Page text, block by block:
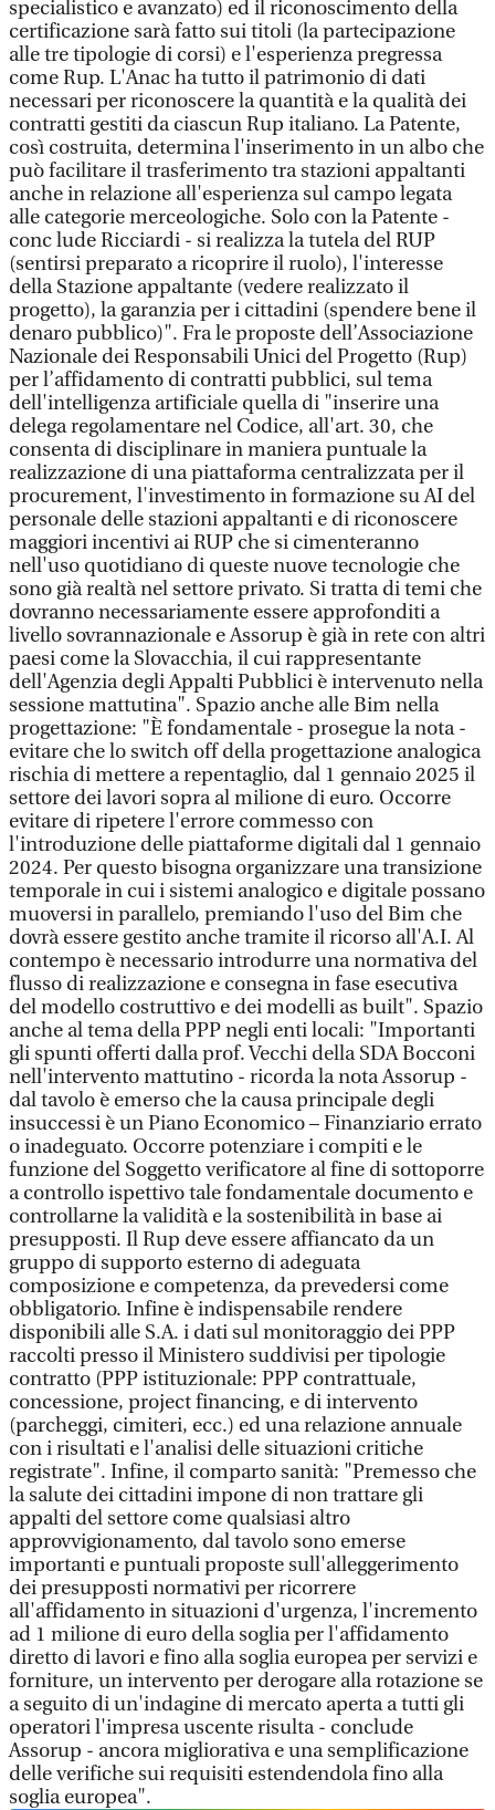
specialistico e avanzato) ed il riconoscimento della
certificazione sarà fatto sui titoli (la partecipazione
alle tre tipologie di corsi) e l'esperienza pregressa
come Rup. L'Anac ha tutto il patrimonio di dati
necessari per riconoscere la quantità e la qualità dei
contratti gestiti da ciascun Rup italiano. La Patente,
così costruita, determina l'inserimento in un albo che
può facilitare il trasferimento tra stazioni appaltanti
anche in relazione all'esperienza sul campo legata
alle categorie merceologiche. Solo con la Patente -
conc lude Ricciardi - si realizza la tutela del RUP
(sentirsi preparato a ricoprire il ruolo), l'interesse
della Stazione appaltante (vedere realizzato il
progetto), la garanzia per i cittadini (spendere bene il
denaro pubblico)". Fra le proposte dell’Associazione
Nazionale dei Responsabili Unici del Progetto (Rup)
per l’affidamento di contratti pubblici, sul tema
dell'intelligenza artificiale quella di "inserire una
delega regolamentare nel Codice, all'art. 30, che
consenta di disciplinare in maniera puntuale la
realizzazione di una piattaforma centralizzata per il
procurement, l'investimento in formazione su AI del
personale delle stazioni appaltanti e di riconoscere
maggiori incentivi ai RUP che si cimenteranno
nell'uso quotidiano di queste nuove tecnologie che
sono già realtà nel settore privato. Si tratta di temi che
dovranno necessariamente essere approfonditi a
livello sovrannazionale e Assorup è già in rete con altri
paesi come la Slovacchia, il cui rappresentante
dell'Agenzia degli Appalti Pubblici è intervenuto nella
sessione mattutina". Spazio anche alle Bim nella
progettazione: "È fondamentale - prosegue la nota -
evitare che lo switch off della progettazione analogica
rischia di mettere a repentaglio, dal 1 gennaio 2025 il
settore dei lavori sopra al milione di euro. Occorre
evitare di ripetere l'errore commesso con
l'introduzione delle piattaforme digitali dal 1 gennaio
2024. Per questo bisogna organizzare una transizione
temporale in cui i sistemi analogico e digitale possano
muoversi in parallelo, premiando l'uso del Bim che
dovrà essere gestito anche tramite il ricorso all'A.I. Al
contempo è necessario introdurre una normativa del
flusso di realizzazione e consegna in fase esecutiva
del modello costruttivo e dei modelli as built". Spazio
anche al tema della PPP negli enti locali: "Importanti
gli spunti offerti dalla prof. Vecchi della SDA Bocconi
nell'intervento mattutino - ricorda la nota Assorup -
dal tavolo è emerso che la causa principale degli
insuccessi è un Piano Economico – Finanziario errato
o inadeguato. Occorre potenziare i compiti e le
funzione del Soggetto verificatore al fine di sottoporre
a controllo ispettivo tale fondamentale documento e
controllarne la validità e la sostenibilità in base ai
presupposti. Il Rup deve essere affiancato da un
gruppo di supporto esterno di adeguata
composizione e competenza, da prevedersi come
obbligatorio. Infine è indispensabile rendere
disponibili alle S.A. i dati sul monitoraggio dei PPP
raccolti presso il Ministero suddivisi per tipologie
contratto (PPP istituzionale: PPP contrattuale,
concessione, project financing, e di intervento
(parcheggi, cimiteri, ecc.) ed una relazione annuale
con i risultati e l'analisi delle situazioni critiche
registrate". Infine, il comparto sanità: "Premesso che
la salute dei cittadini impone di non trattare gli
appalti del settore come qualsiasi altro
approvvigionamento, dal tavolo sono emerse
importanti e puntuali proposte sull'alleggerimento
dei presupposti normativi per ricorrere
all'affidamento in situazioni d'urgenza, l'incremento
ad 1 milione di euro della soglia per l'affidamento
diretto di lavori e fino alla soglia europea per servizi e
forniture, un intervento per derogare alla rotazione se
a seguito di un'indagine di mercato aperta a tutti gli
operatori l'impresa uscente risulta - conclude
Assorup - ancora migliorativa e una semplificazione
delle verifiche sui requisiti estendendola fino alla
soglia europea".